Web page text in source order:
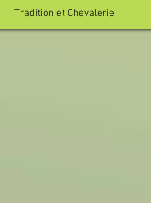
Tradition et Chevalerie